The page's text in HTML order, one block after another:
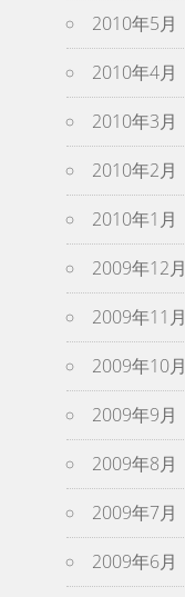
2010年5月
2010年4月
2010年3月
2010年2月
2010年1月
2009年12月
2009年11月
2009年10月
2009年9月
2009年8月
2009年7月
2009年6月